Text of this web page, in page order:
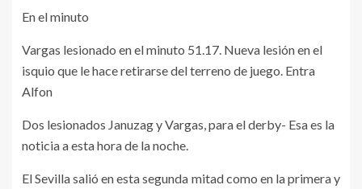
En el minuto
Vargas lesionado en el minuto 51.17. Nueva lesión en el
isquio que le hace retirarse del terreno de juego. Entra
Alfon
Dos lesionados Januzag y Vargas, para el derby- Esa es la
noticia a esta hora de la noche.
El Sevilla salió en esta segunda mitad como en la primera y